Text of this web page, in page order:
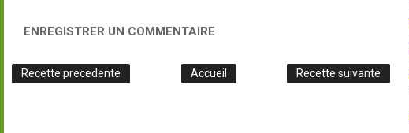
ENREGISTRER UN COMMENTAIRE
Recette precedente Recette suivante
Accueil